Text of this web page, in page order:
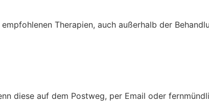
Therapien, auch außerhalb der
diese auf dem Postweg, per Email oder